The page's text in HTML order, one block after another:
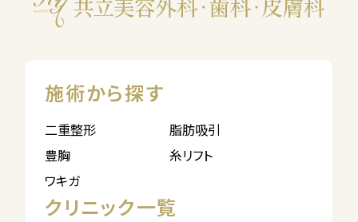
施術から探す
二重整形
脂肪吸引
豊胸
糸リフト
ワキガ
クリニック一覧